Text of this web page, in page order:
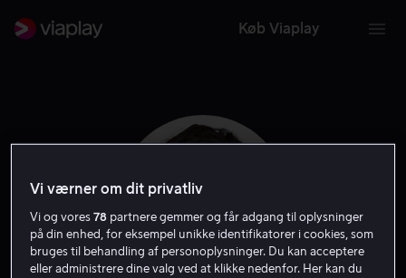
Køb Viaplay
Vi værner om dit privatliv
Vi og vores78 partnere gemmer og får adgang til oplysninger
på din enhed, for eksempel unikke identifikatorer i cookies, som
bruges til behandling af personoplysninger. Du kan acceptere
eller administrere dine valg ved at klikke nedenfor. Her kan du